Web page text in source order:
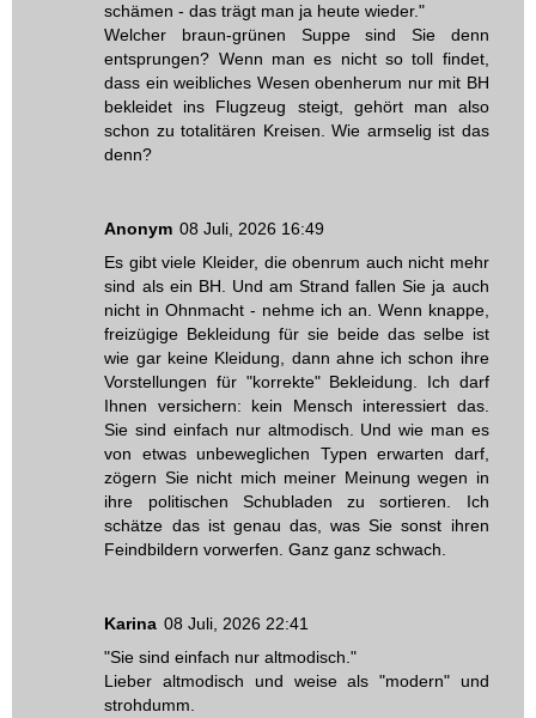
schämen - das trägt man ja heute wieder."
Welcher braun-grünen Suppe sind Sie denn
entsprungen? Wenn man es nicht so toll findet,
dass ein weibliches Wesen obenherum nur mit BH
bekleidet ins Flugzeug steigt, gehört man also
schon zu totalitären Kreisen. Wie armselig ist das
denn?
Anonym 08 Juli, 2026 16:49
Es gibt viele Kleider, die obenrum auch nicht mehr
sind als ein BH. Und am Strand fallen Sie ja auch
nicht in Ohnmacht - nehme ich an. Wenn knappe,
freizügige Bekleidung für sie beide das selbe ist
wie gar keine Kleidung, dann ahne ich schon ihre
Vorstellungen für "korrekte" Bekleidung. Ich darf
Ihnen versichern: kein Mensch interessiert das.
Sie sind einfach nur altmodisch. Und wie man es
von etwas unbeweglichen Typen erwarten darf,
zögern Sie nicht mich meiner Meinung wegen in
ihre politischen Schubladen zu sortieren. Ich
schätze das ist genau das, was Sie sonst ihren
Feindbildern vorwerfen. Ganz ganz schwach.
Karina 08 Juli, 2026 22:41
"Sie sind einfach nur altmodisch."
Lieber altmodisch und weise als "modern" und
strohdumm.